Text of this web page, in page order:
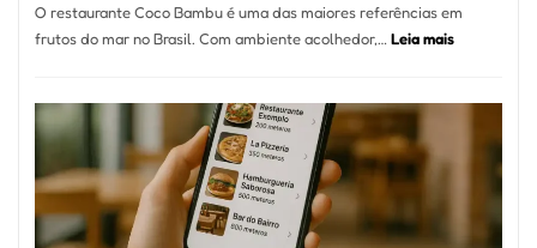
Alta
Gastronomia
O restaurante Coco Bambu é uma das maiores referências em
frutos do mar no Brasil. Com ambiente acolhedor,… Leia mais:
encontrar
reservar